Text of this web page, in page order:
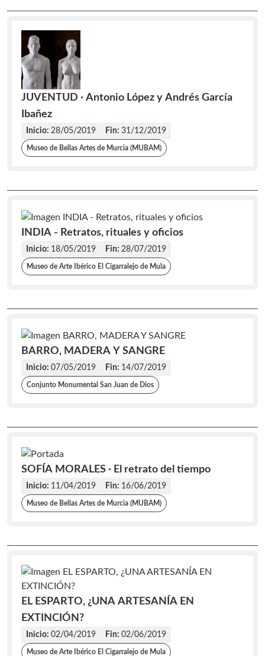
JUVENTUD · Antonio López y Andrés García
Ibañez
Inicio: 28/05/2019 Fin: 31/12/2019
Museo de Bellas Artes de Murcia (MUBAM)
INDIA - Retratos, rituales y oficios
Inicio: 18/05/2019 Fin: 28/07/2019
Museo de Arte Ibérico El Cigarralejo de Mula
BARRO, MADERA Y SANGRE
Inicio: 07/05/2019 Fin: 14/07/2019
Conjunto Monumental San Juan de Dios
SOFÍA MORALES · El retrato del tiempo
Inicio: 11/04/2019 Fin: 16/06/2019
Museo de Bellas Artes de Murcia (MUBAM)
EL ESPARTO, ¿UNA ARTESANÍA EN
EXTINCIÓN?
Inicio: 02/04/2019 Fin: 02/06/2019
Museo de Arte Ibérico El Cigarralejo de Mula